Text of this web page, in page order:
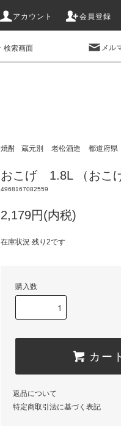
アカウント 会員登録
検索画面 メル
焼酎 蔵元別 老松酒造 都道府県
おこげ 1.8L （おこげ
4968167082559
2,179円(内税)
在庫状況 残り2です
購入数
カー
返品について
特定商取引法に基づく表記